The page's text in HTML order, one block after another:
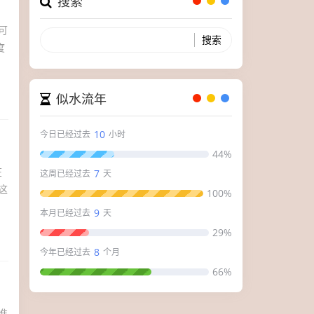
似水流年
今日已经过去 10 小时
44%
这周已经过去 7 天
100%
本月已经过去 9 天
29%
今年已经过去 8 个月
66%